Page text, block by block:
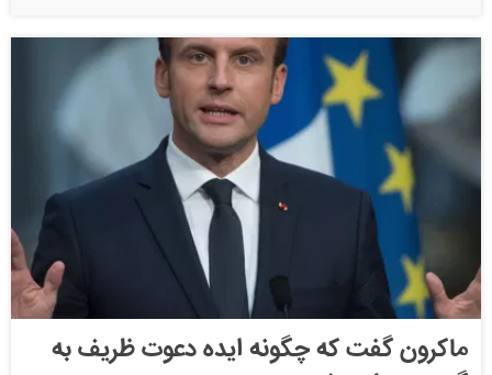
ماکرون گفت که چگونه ایده دعوت ظریف به